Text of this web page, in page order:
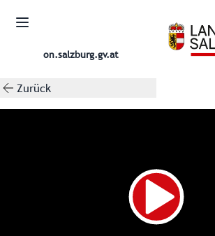
on.salzburg.gv.at
Zurück